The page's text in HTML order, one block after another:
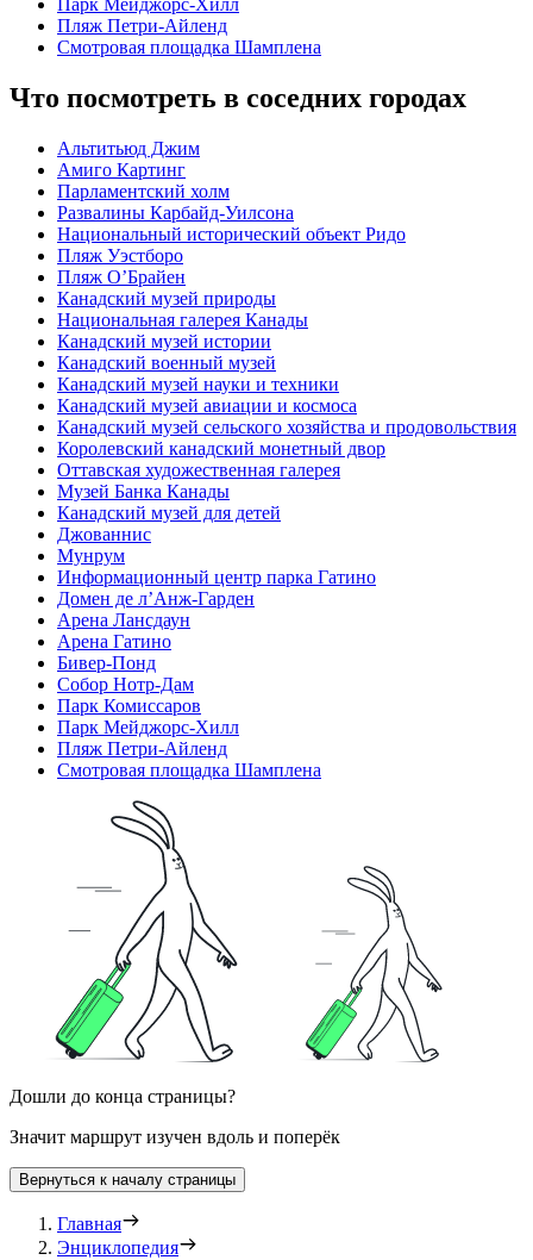
Парк Мейджорс-Хилл
Пляж Петри-Айленд
Смотровая площадка Шамплена
Что посмотреть в соседних городах
Альтитьюд Джим
Амиго Картинг
Парламентский холм
Развалины Карбайд-Уилсона
Национальный исторический объект Ридо
Пляж Уэстборо
Пляж О’Брайен
Канадский музей природы
Национальная галерея Канады
Канадский музей истории
Канадский военный музей
Канадский музей науки и техники
Канадский музей авиации и космоса
Канадский музей сельского хозяйства и продовольствия
Королевский канадский монетный двор
Оттавская художественная галерея
Музей Банка Канады
Канадский музей для детей
Джованнис
Мунрум
Информационный центр парка Гатино
Домен де л’Анж-Гарден
Арена Лансдаун
Арена Гатино
Бивер-Понд
Собор Нотр-Дам
Парк Комиссаров
Парк Мейджорс-Хилл
Пляж Петри-Айленд
Смотровая площадка Шамплена
Дошли до конца страницы?
Значит маршрут изучен вдоль и поперёк
Вернуться к началу страницы
Главная
Энциклопедия